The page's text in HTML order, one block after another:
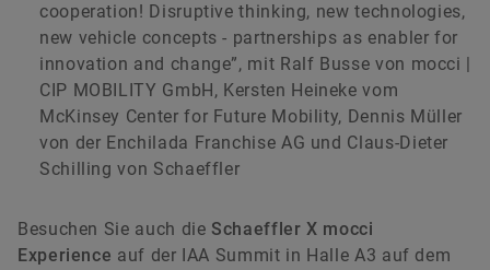
cooperation! Disruptive thinking, new technologies,
new vehicle concepts - partnerships as enabler for
innovation and change”, mit Ralf Busse von mocci |
CIP MOBILITY GmbH, Kersten Heineke vom
McKinsey Center for Future Mobility, Dennis Müller
von der Enchilada Franchise AG und Claus-Dieter
Schilling von Schaeffler
Besuchen Sie auch die Schaeffler X mocci
Experience auf der IAA Summit in Halle A3 auf dem